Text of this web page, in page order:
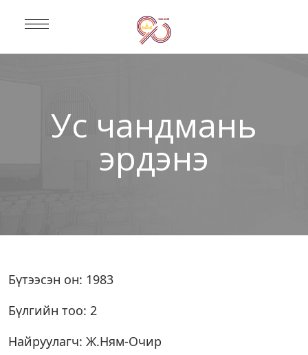
Ус чандмань
эрдэнэ
Бүтээсэн он: 1983
Бүлгийн тоо: 2
Найруулагч: Ж.Ням-Очир